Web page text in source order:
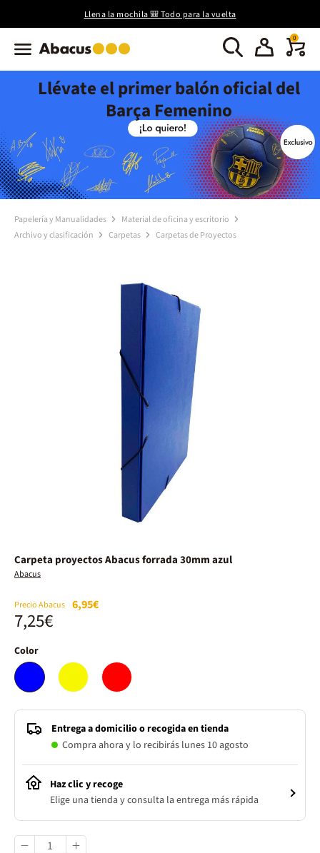
Llena la mochila 🎒 Todo para la vuelta
0
Llévate el primer balón oficial del
Barça Femenino
Papelería y Manualidades
Material de oficina y escritorio
Archivo y clasificación
Carpetas Carpetas de Proyectos
Carpeta proyectos Abacus forrada 30mm azul
Abacus
Precio Abacus 6,95€
7,25€
Color
Entrega a domicilio o recogida en tienda
Compra ahora y lo recibirás lunes 10 agosto
Haz clic y recoge
Elige una tienda y consulta la entrega más rápida